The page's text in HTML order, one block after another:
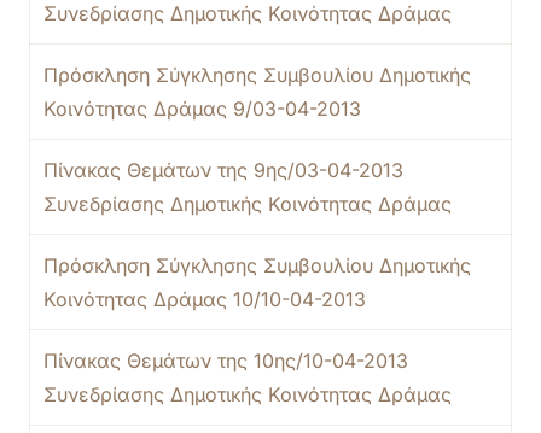
Συνεδρίασης Δημοτικής Κοινότητας Δράμας
Πρόσκληση Σύγκλησης Συμβουλίου Δημοτικής
Κοινότητας Δράμας 9/03-04-2013
Πίνακας Θεμάτων της 9ης/03-04-2013
Συνεδρίασης Δημοτικής Κοινότητας Δράμας
Πρόσκληση Σύγκλησης Συμβουλίου Δημοτικής
Κοινότητας Δράμας 10/10-04-2013
Πίνακας Θεμάτων της 10ης/10-04-2013
Συνεδρίασης Δημοτικής Κοινότητας Δράμας